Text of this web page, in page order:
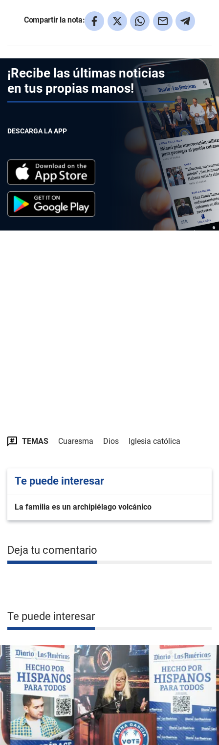
Compartir la nota:
¡Recibe las últimas noticias
en tus propias manos!
DESCARGA LA APP
TEMAS Cuaresma Dios Iglesia católica
Te puede interesar
La familia es un archipiélago volcánico
Deja tu comentario
Te puede interesar